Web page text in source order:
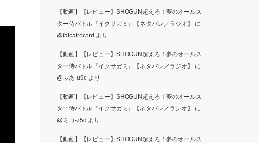
【動画】【レビュー】SHOGUN超えろ！夢のオールス
ター侍バトル『イクサガミ』【ネタバレ／ラジオ】
に
@fatcatrecord より
【動画】【レビュー】SHOGUN超えろ！夢のオールス
ター侍バトル『イクサガミ』【ネタバレ／ラジオ】
に
@ふあ-u9q より
【動画】【レビュー】SHOGUN超えろ！夢のオールス
ター侍バトル『イクサガミ』【ネタバレ／ラジオ】
に
@ミコ-z5d より
【動画】【レビュー】SHOGUN超えろ！夢のオールス